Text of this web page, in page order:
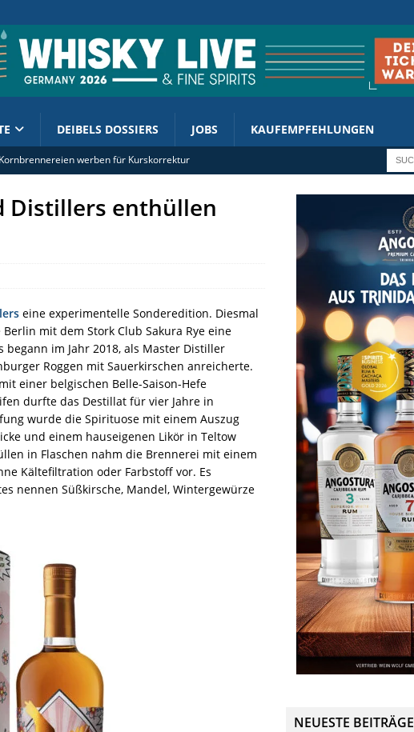
DEIBELS DOSSIERS JOBS KAUFEMPFEHLUNGEN
werben für Kurskorrektur
die Spaß macht
erhält „kleinen Bruder“
Distillers enthüllen
eine experimentelle Sonderedition. Diesmal
mit dem Stork Club Sakura Rye eine
im Jahr 2018, als Master Distiller
Roggen mit Sauerkirschen anreicherte.
einer belgischen Belle-Saison-Hefe
durfte das Destillat für vier Jahre in
wurde die Spirituose mit einem Auszug
und einem hauseigenen Likör in Teltow
in Flaschen nahm die Brennerei mit einem
Kältefiltration oder Farbstoff vor. Es
nennen Süßkirsche, Mandel, Wintergewürze
NEUESTE BEITRÄGE